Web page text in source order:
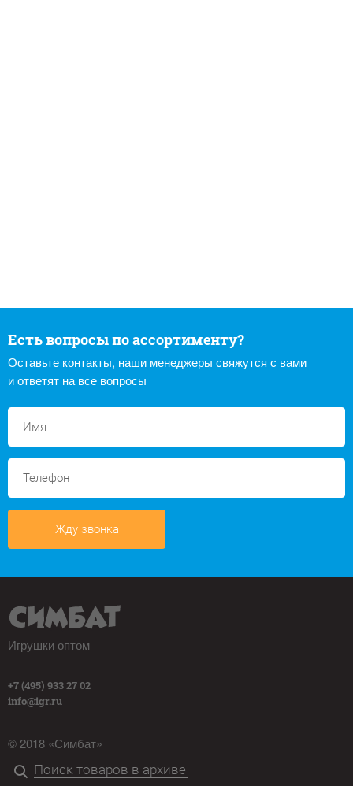
Есть вопросы по ассортименту?
Оставьте контакты, наши менеджеры свяжутся с вами
и ответят на все вопросы
Жду звонка
Игрушки оптом
+7 (495) 933 27 02
info@igr.ru
© 2018 «Симбат»